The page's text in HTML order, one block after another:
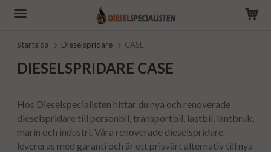
Startsida Dieselspridare CASE
DIESELSPRIDARE CASE
Hos Dieselspecialisten hittar du nya och renoverade
dieselspridare till personbil, transportbil, lastbil, lantbruk,
marin och industri. Våra renoverade dieselspridare
levereras med garanti och är ett prisvärt alternativ till nya